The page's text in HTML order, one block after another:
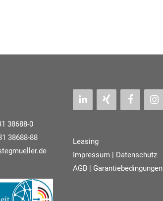
38688-0
38688-88
Leasing
Impressum | Datenschutz
AGB | Garantiebedingungen